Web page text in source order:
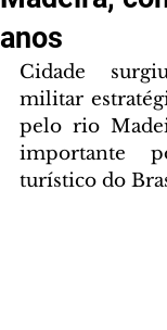
anos
Cidade
militar
pelo rio
importante
turístico do